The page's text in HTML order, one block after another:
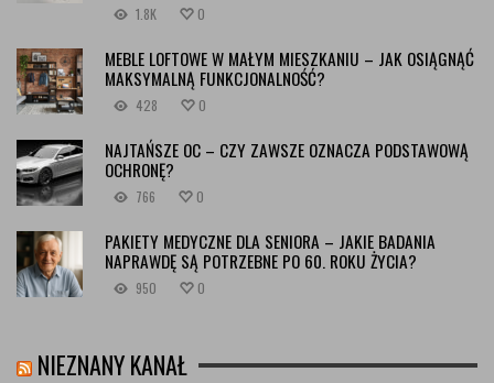
1.8K 0
MEBLE LOFTOWE W MAŁYM MIESZKANIU – JAK OSIĄGNĄĆ
MAKSYMALNĄ FUNKCJONALNOŚĆ?
428 0
NAJTAŃSZE OC – CZY ZAWSZE OZNACZA PODSTAWOWĄ
OCHRONĘ?
766 0
PAKIETY MEDYCZNE DLA SENIORA – JAKIE BADANIA
NAPRAWDĘ SĄ POTRZEBNE PO 60. ROKU ŻYCIA?
950 0
NIEZNANY KANAŁ